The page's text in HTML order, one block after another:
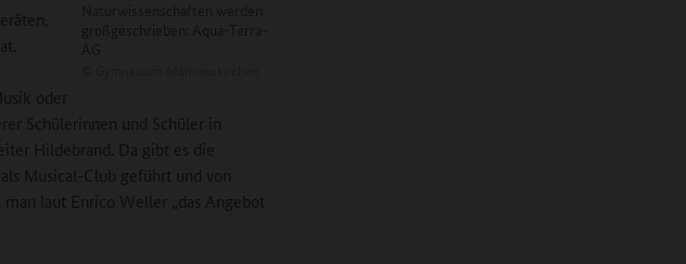
oder
Schülerinnen und Schüler in
Hildebrand. Da gibt es die
Musical-Club geführt und von
laut Enrico Weller „das Angebot